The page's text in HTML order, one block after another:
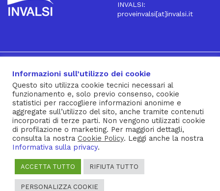
INVALSI:
proveinvalsi[at]invalsi.it
Iscriviti alla Newsletter
® INVALSI – Via Ippolito Nievo, 35 – 00153 ROMA – tel. 06
941851 – fax 06 94185215 – c.f. 92000450582
Privacy Policy– Cookie Policy –Note Legali–Social Media
Policy
Informazioni sull’utilizzo dei cookie
Questo sito utilizza cookie tecnici necessari al
funzionamento e, solo previo consenso, cookie
statistici per raccogliere informazioni anonime e
aggregate sull’utilizzo del sito, anche tramite contenuti
incorporati di terze parti. Non vengono utilizzati cookie
di profilazione o marketing. Per maggiori dettagli,
consulta la nostra Cookie Policy. Leggi anche la nostra
Informativa sulla privacy.
ACCETTA TUTTO RIFIUTA TUTTO
PERSONALIZZA COOKIE